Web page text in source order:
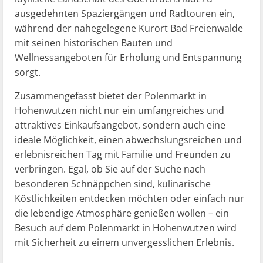
ausgedehnten Spaziergängen und Radtouren ein,
während der nahegelegene Kurort Bad Freienwalde
mit seinen historischen Bauten und
Wellnessangeboten für Erholung und Entspannung
sorgt.
Zusammengefasst bietet der Polenmarkt in
Hohenwutzen nicht nur ein umfangreiches und
attraktives Einkaufsangebot, sondern auch eine
ideale Möglichkeit, einen abwechslungsreichen und
erlebnisreichen Tag mit Familie und Freunden zu
verbringen. Egal, ob Sie auf der Suche nach
besonderen Schnäppchen sind, kulinarische
Köstlichkeiten entdecken möchten oder einfach nur
die lebendige Atmosphäre genießen wollen – ein
Besuch auf dem Polenmarkt in Hohenwutzen wird
mit Sicherheit zu einem unvergesslichen Erlebnis.